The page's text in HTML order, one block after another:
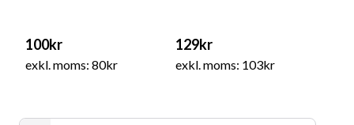
100kr
exkl. moms: 80kr
129kr
exkl. moms: 103kr